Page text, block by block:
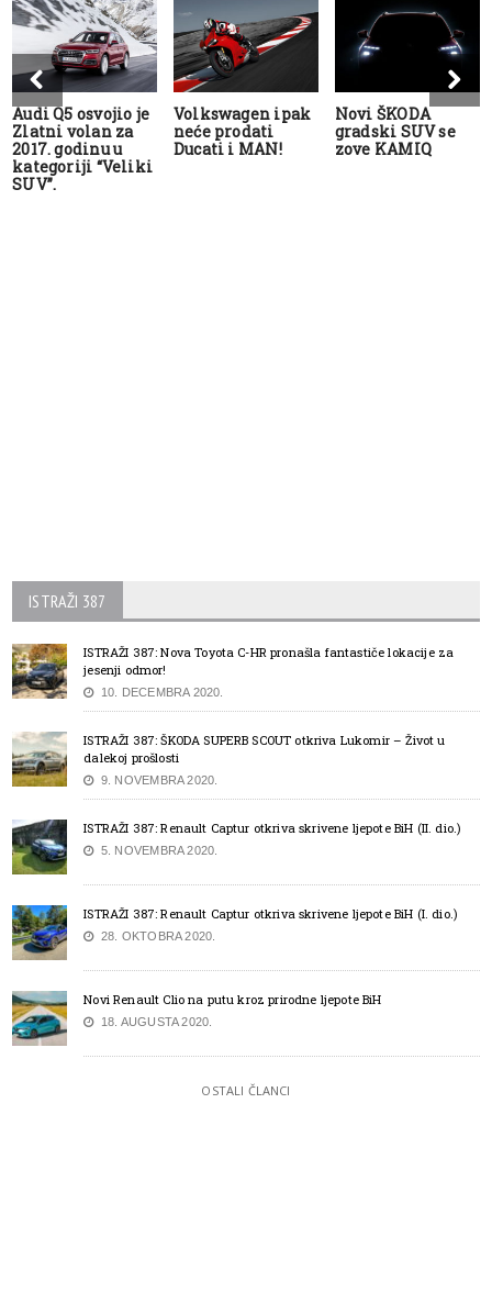
Audi Q5 osvojio je
Zlatni volan za
2017. godinu u
kategoriji “Veliki
SUV”.
Volkswagen ipak
neće prodati
Ducati i MAN!
Novi ŠKODA
gradski SUV se
zove KAMIQ
ISTRAŽI 387
ISTRAŽI 387: Nova Toyota C-HR pronašla fantastiče lokacije za
jesenji odmor!
10. DECEMBRA 2020.
ISTRAŽI 387: ŠKODA SUPERB SCOUT otkriva Lukomir – Život u
dalekoj prošlosti
9. NOVEMBRA 2020.
ISTRAŽI 387: Renault Captur otkriva skrivene ljepote BiH (II. dio.)
5. NOVEMBRA 2020.
ISTRAŽI 387: Renault Captur otkriva skrivene ljepote BiH (I. dio.)
28. OKTOBRA 2020.
Novi Renault Clio na putu kroz prirodne ljepote BiH
18. AUGUSTA 2020.
OSTALI ČLANCI